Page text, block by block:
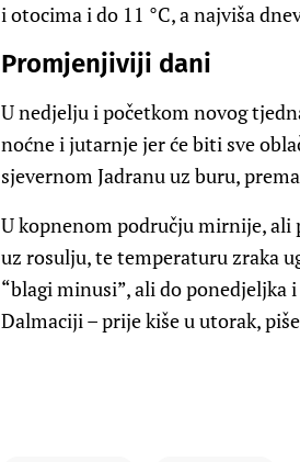
i otocima i do 11 °C, a najviša
Promjenjiviji dani
U nedjelju i početkom novog
noćne i jutarnje jer će biti sve
sjevernom Jadranu uz buru,
U kopnenom području mirnije,
uz rosulju, te temperaturu zraka
“blagi minusi”, ali do
Dalmaciji – prije kiše u utorak, piše